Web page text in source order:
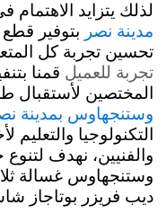
لذلك يتزايد الاهتمام
مدينة نصر
بتوفير قطع
تحسين تجربة كل
تجربة للعميل قمنا
المختصين لأستقبال
وستنجهاوس بمدينة
التكنولوجيا
والفنيين، نهدف
وستنجهاوس غسالة
ديب فريزر بوتاجاز